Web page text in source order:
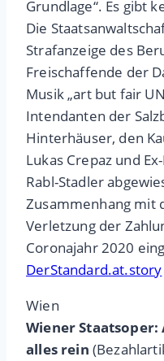
Grundlage“. Es gibt
Die
Strafanzeige des
Freischaffende der
Musik „art but fair
Intendanten der
Hinterhäuser, den
Lukas Crepaz und
Rabl-Stadler
Zusammenhang mit
Verletzung der
Coronajahr 2020
DerStandard.at.story
Wien
Wiener
alles rein